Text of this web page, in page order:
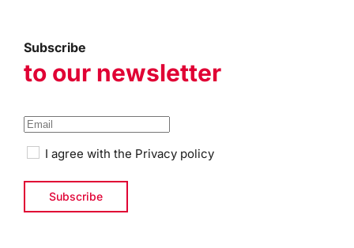
Subscribe
to our newsletter
I agree with the Privacy policy